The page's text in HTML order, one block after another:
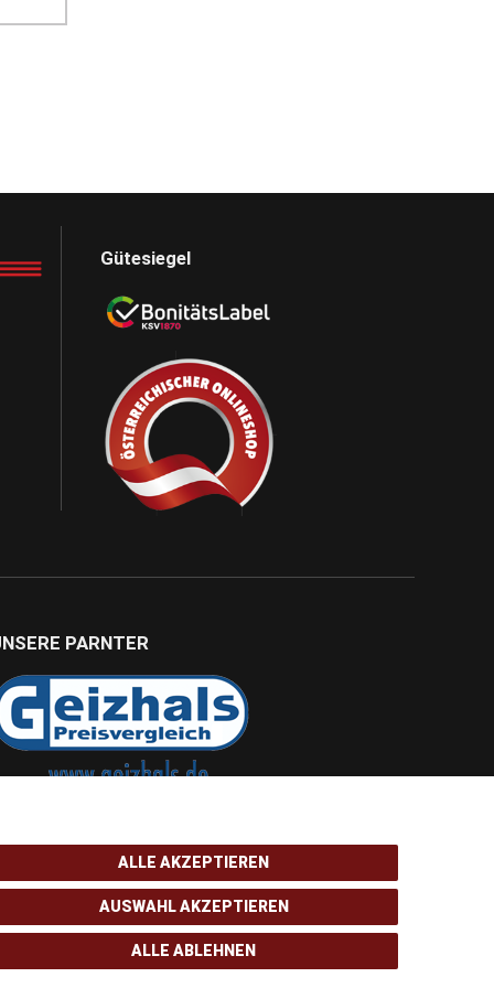
Gütesiegel
PARNTER
ALLE AKZEPTIEREN
AUSWAHL AKZEPTIEREN
ALLE ABLEHNEN